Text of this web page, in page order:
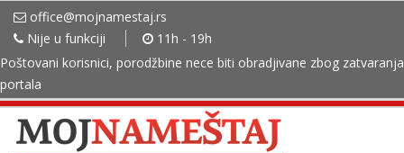
office@mojnamestaj.rs
Nije u funkciji
11h - 19h
Poštovani korisnici, porodžbine nece biti obradjivane zbog zatvaranja
portala